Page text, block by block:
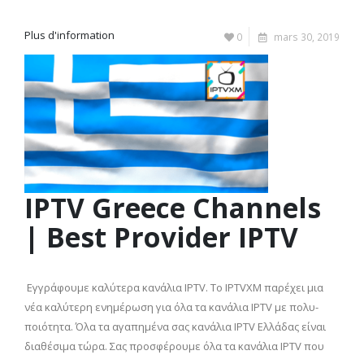
0 mars 30, 2019
Plus d'information
IPTV Greece Channels
| Best Provider IPTV
Εγγράφουμε καλύτερα κανάλια IPTV. Το IPTVXM παρέχει μια
νέα καλύτερη ενημέρωση για όλα τα κανάλια IPTV με πολυ-
ποιότητα. Όλα τα αγαπημένα σας κανάλια IPTV Ελλάδας είναι
διαθέσιμα τώρα. Σας προσφέρουμε όλα τα κανάλια IPTV που